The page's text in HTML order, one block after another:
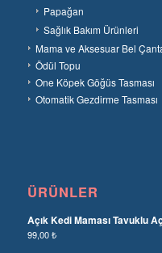
Papağan
Sağlık Bakım Ürünleri
Mama ve Aksesuar Bel
Ödül Topu
One Köpek Göğüs Tasması
Otomatik Gezdirme Tasması
ÜRÜNLER
Açık Kedi Maması Tavuklu
99,00₺